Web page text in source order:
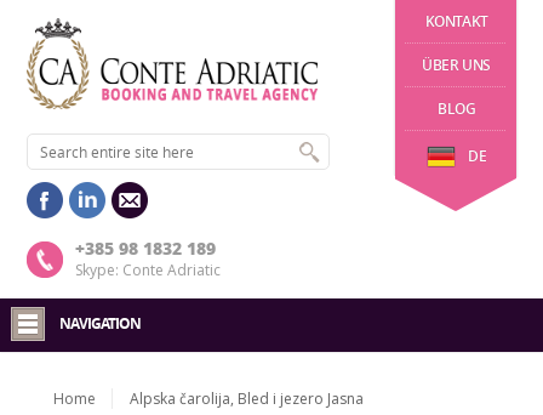
KONTAKT
ÜBER UNS
BLOG
DE
+385 98 1832 189
Skype: Conte Adriatic
NAVIGATION
Home Alpska čarolija, Bled i jezero Jasna